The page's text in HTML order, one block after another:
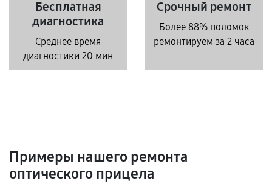
Бесплатная
диагностика
Среднее время
диагностики 20 мин
Срочный ремонт
Более 88% поломок
ремонтируем за 2 часа
Примеры нашего ремонта
оптического прицела